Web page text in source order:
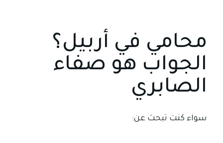
محامي في أربيل؟
الجواب هو صفاء
الصابري
سواء كنت تبحث عن: